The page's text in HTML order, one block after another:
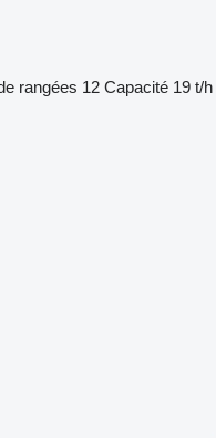
rangées 12 Capacité 19 t/h